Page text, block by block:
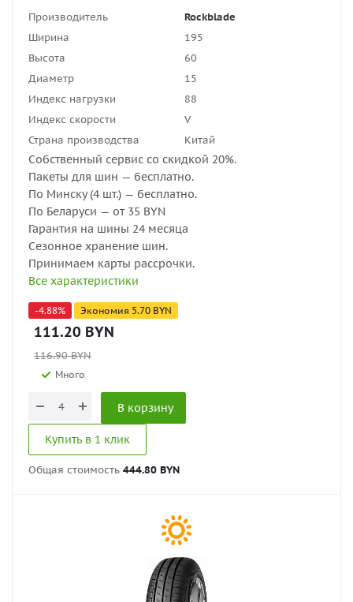
Производитель
Rockblade
Ширина
195
Высота
60
Диаметр
15
Индекс нагрузки
88
Индекс скорости
V
Страна производства
Китай
Собственный сервис со скидкой 20%.
Пакеты для шин — бесплатно.
По Минску (4 шт.) — бесплатно.
По Беларуси — от 35 BYN
Гарантия на шины 24 месяца
Сезонное хранение шин.
Принимаем карты рассрочки.
Все характеристики
-4.88% Экономия 5.70 BYN
111.20 BYN
116.90BYN
Много
В корзину
Купить в 1 клик
Общая стоимость 444.80 BYN